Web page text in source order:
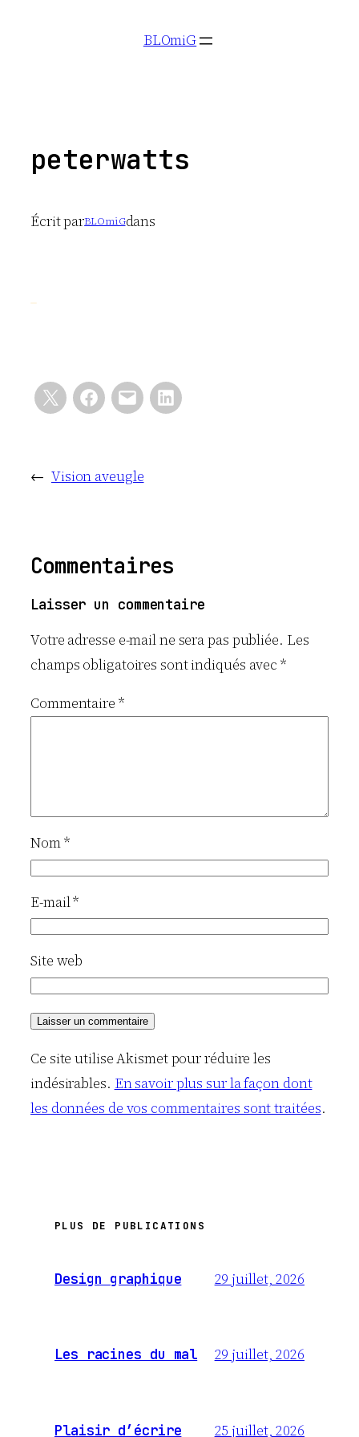
BLOmiG
peterwatts
Écrit parBLOmiGdans
← Vision aveugle
Commentaires
Laisser un commentaire
Votre adresse e-mail ne sera pas publiée. Les
champs obligatoires sont indiqués avec*
Commentaire *
Nom*
E-mail*
Site web
Ce site utilise Akismet pour réduire les
indésirables. En savoir plus sur la façon dont
les données de vos commentaires sont traitées.
PLUS DE PUBLICATIONS
Design graphique 29 juillet, 2026
Les racines du mal 29 juillet, 2026
Plaisir d’écrire 25 juillet, 2026